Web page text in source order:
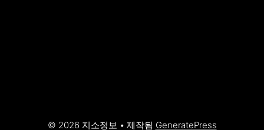
© 2026 지소정보 • 제작됨 GeneratePress